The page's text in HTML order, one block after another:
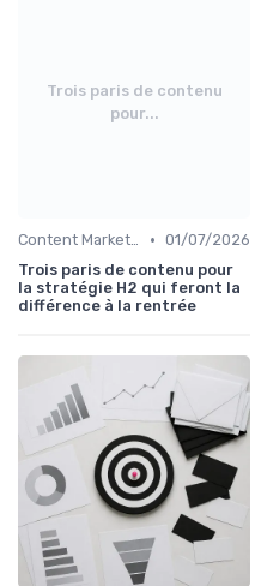
Trois paris de contenu
pour...
Content Marketing & SEO • 01/07/2026
Trois paris de contenu pour
la stratégie H2 qui feront la
différence à la rentrée